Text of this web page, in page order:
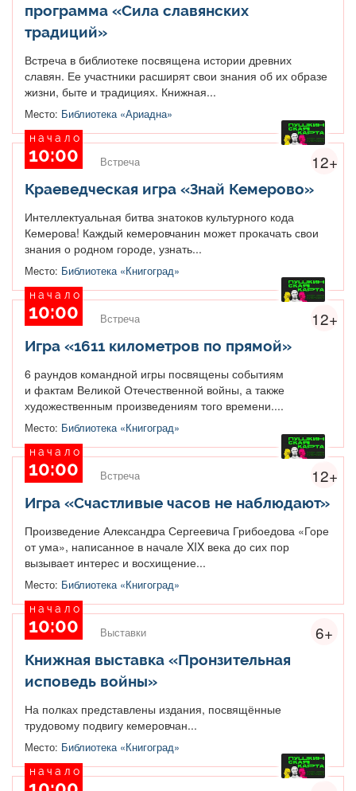
программа «Сила славянских
традиций»
Встреча в библиотеке посвящена истории древних
славян. Ее участники расширят свои знания об их образе
жизни, быте и традициях. Книжная...
Место: Библиотека «Ариадна»
12+
начало
10:00 Встреча
Краеведческая игра «Знай Кемерово»
Интеллектуальная битва знатоков культурного кода
Кемерова! Каждый кемеровчанин может прокачать свои
знания о родном городе, узнать...
Место: Библиотека «Книгоград»
12+
начало
10:00 Встреча
Игра «1611 километров по прямой»
6 раундов командной игры посвящены событиям
и фактам Великой Отечественной войны, а также
художественным произведениям того времени....
Место: Библиотека «Книгоград»
12+
начало
10:00 Встреча
Игра «Счастливые часов не наблюдают»
Произведение Александра Сергеевича Грибоедова «Горе
от ума», написанное в начале XIX века до сих пор
вызывает интерес и восхищение...
Место: Библиотека «Книгоград»
6+
начало
10:00 Выставки
Книжная выставка «Пронзительная
исповедь войны»
На полках представлены издания, посвящённые
трудовому подвигу кемеровчан...
Место: Библиотека «Книгоград»
начало